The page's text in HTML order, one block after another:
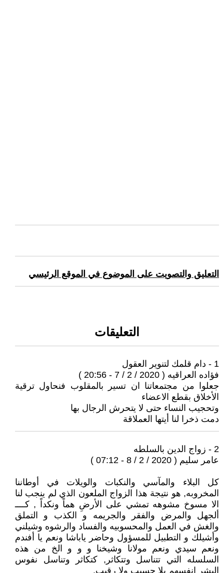
التعليق والتصويت على الموضوع في الموقع الرئيسي
التعليقات
1 - دام قلمك لتنوير العقول
فؤاده العراقيه ( 2020 / 2 / 7 - 20:56 )
جعلوا من مجتمعاتنا ان تسير بالمقلوب فنحاول ترقية
الأخلاق بقطع الاعضاء
وتحجيب النساء حتى لا يتحرش الرجال بها
دمت ذخرا لنا أيتها العملاقة
2 - زواج الدين بالسلطه
عامر سليم ( 2020 / 2 / 8 - 07:12 )
كل البلاء والمآسي والنكبات والويلات في أوطاننا
المخروبه, هو نتيجة هذا الزواج الملعون الذي لم ينجب لنا
الا مسوخ مشوهه تمشي على الأرضِ هماً ونكداً , كــــ
ألجهل والمرض والفقر والجريمه و الكذب و التملق
والغش في العمل والمحسوبيه والفساد والرشوه وشيلني
وأشيلك و التطبيل للمسؤول وحاضر ياباشا ونعم يا أفندم
ونعم سيدي ونعم مولانا وشيخنا و و و الخ من هذه
السلسله التي تتناسل وتتكاثر, كتكاثر وتناسل نفوس
البشر انفسهم بلا حسيب ولا رقيب.